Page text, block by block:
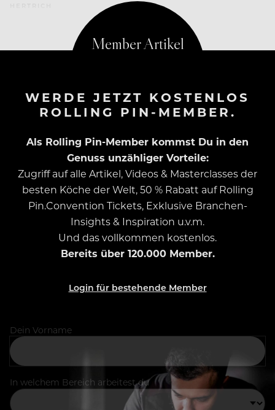
WERDE JETZT KOSTENLOS
ROLLING PIN-MEMBER.
Als Rolling Pin-Member kommst Du in den
Genuss unzähliger Vorteile:
Zugriff auf alle Artikel, Videos & Masterclasses der
besten Köche der Welt, 50 % Rabatt auf Rolling
Pin.Convention Tickets, Exklusive Branchen-
Insights & Inspiration u.v.m.
Und das vollkommen kostenlos.
Bereits über 120.000 Member.
Login für bestehende Member
Dein Vorname
In welchem Bereich arbeitest du